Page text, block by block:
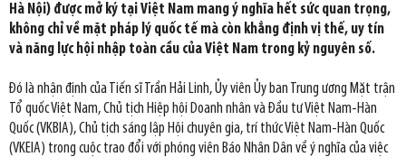
Hà Nội) được mở ký tại Việt Nam mang ý nghĩa hết sức quan trọng,
không chỉ về mặt pháp lý quốc tế mà còn khẳng định vị thế, uy tín
và năng lực hội nhập toàn cầu của Việt Nam trong kỷ nguyên số.
Đó là nhận định của Tiến sĩ Trần Hải Linh, Ủy viên Ủy ban Trung ương Mặt trận
Tổ quốc Việt Nam, Chủ tịch Hiệp hội Doanh nhân và Đầu tư Việt Nam-Hàn
Quốc (VKBIA), Chủ tịch sáng lập Hội chuyên gia, trí thức Việt Nam-Hàn Quốc
(VKEIA) trong cuộc trao đổi với phóng viên Báo Nhân Dân về ý nghĩa của việc